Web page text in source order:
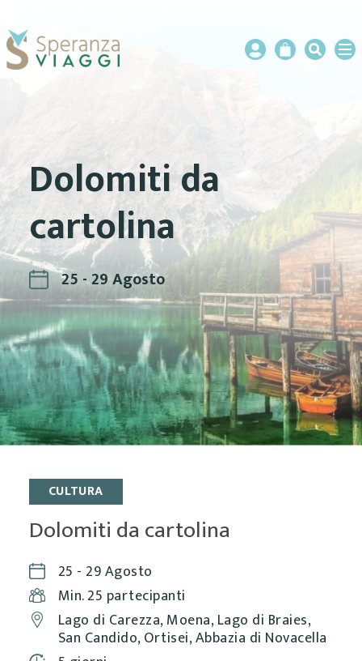
Dolomiti da
cartolina
25 - 29 Agosto
CULTURA
Dolomiti da cartolina
25 - 29 Agosto
Min. 25 partecipanti
Lago di Carezza, Moena, Lago di Braies,
San Candido, Ortisei, Abbazia di Novacella